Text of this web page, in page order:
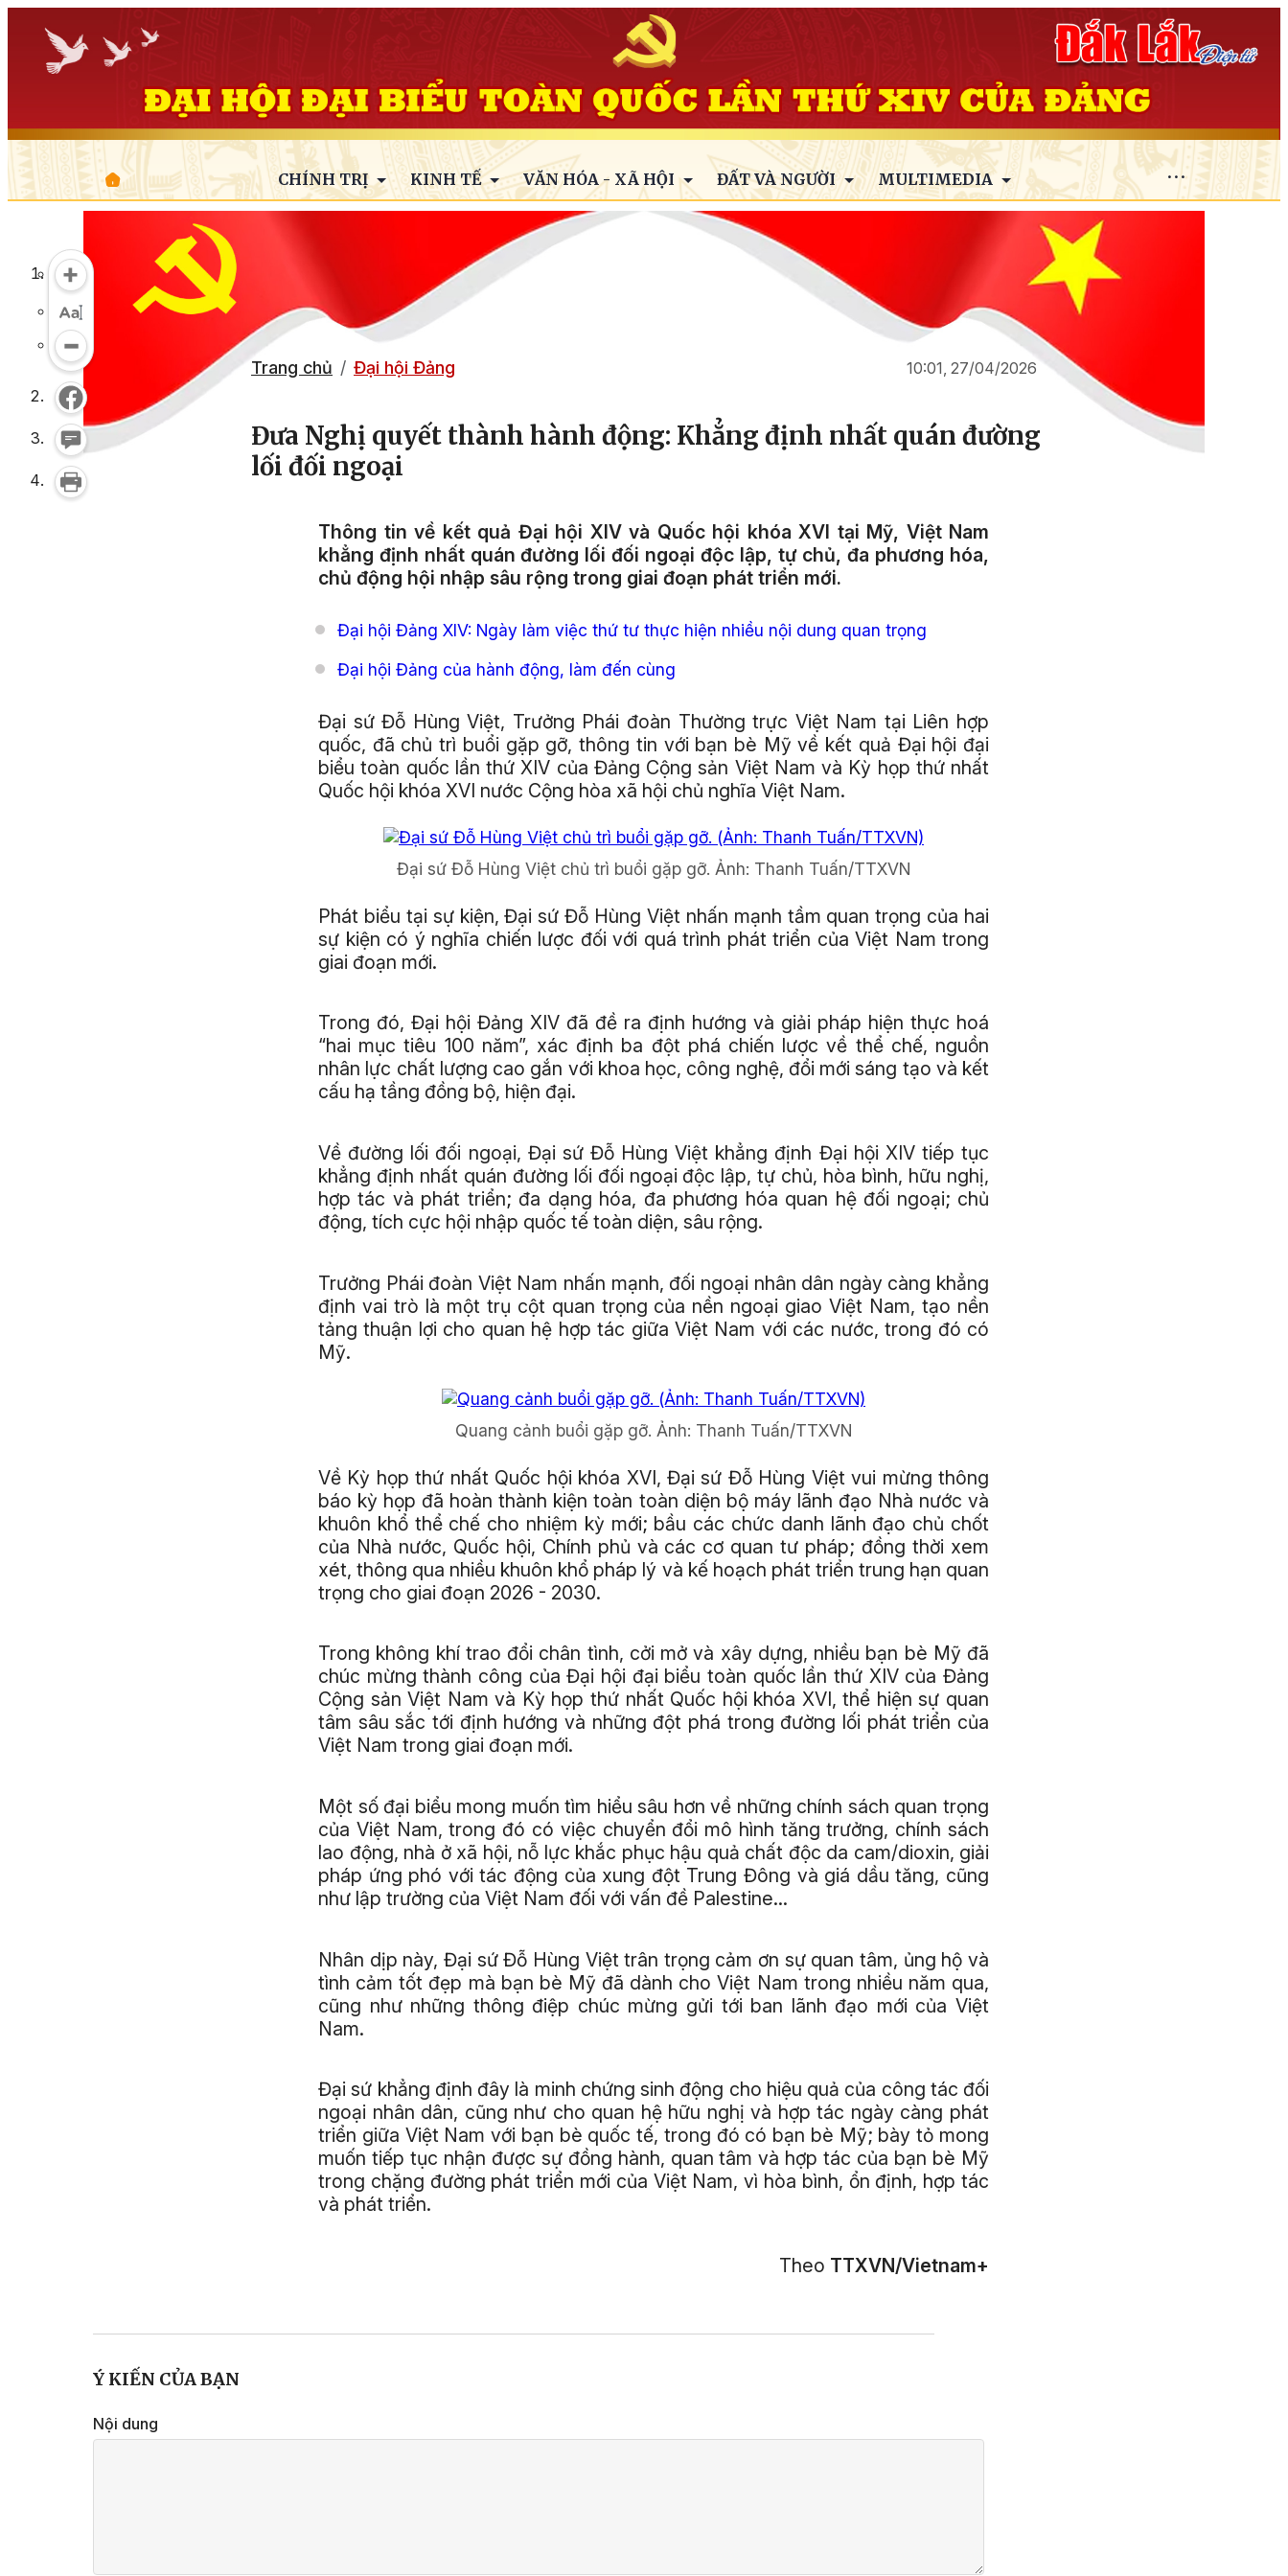
CHÍNH TRỊ KINH TẾ VĂN HÓA - XÃ HỘI ĐẤT VÀ NGƯỜI MULTIMEDIA
Trang chủ Đại hội Đảng 10:01, 27/04/2026
Đưa Nghị quyết thành hành động: Khẳng định nhất quán đường
lối đối ngoại
Thông tin về kết quả Đại hội XIV và Quốc hội khóa XVI tại Mỹ, Việt Nam
khẳng định nhất quán đường lối đối ngoại độc lập, tự chủ, đa phương hóa,
chủ động hội nhập sâu rộng trong giai đoạn phát triển mới.
Đại hội Đảng XIV: Ngày làm việc thứ tư thực hiện nhiều nội dung quan trọng
Đại hội Đảng của hành động, làm đến cùng
Đại sứ Đỗ Hùng Việt, Trưởng Phái đoàn Thường trực Việt Nam tại Liên hợp
quốc, đã chủ trì buổi gặp gỡ, thông tin với bạn bè Mỹ về kết quả Đại hội đại
biểu toàn quốc lần thứ XIV của Đảng Cộng sản Việt Nam và Kỳ họp thứ nhất
Quốc hội khóa XVI nước Cộng hòa xã hội chủ nghĩa Việt Nam.
Đại sứ Đỗ Hùng Việt chủ trì buổi gặp gỡ. Ảnh: Thanh Tuấn/TTXVN
Phát biểu tại sự kiện, Đại sứ Đỗ Hùng Việt nhấn mạnh tầm quan trọng của hai
sự kiện có ý nghĩa chiến lược đối với quá trình phát triển của Việt Nam trong
giai đoạn mới.
Trong đó, Đại hội Đảng XIV đã đề ra định hướng và giải pháp hiện thực hoá
“hai mục tiêu 100 năm”, xác định ba đột phá chiến lược về thể chế, nguồn
nhân lực chất lượng cao gắn với khoa học, công nghệ, đổi mới sáng tạo và kết
cấu hạ tầng đồng bộ, hiện đại.
Về đường lối đối ngoại, Đại sứ Đỗ Hùng Việt khẳng định Đại hội XIV tiếp tục
khẳng định nhất quán đường lối đối ngoại độc lập, tự chủ, hòa bình, hữu nghị,
hợp tác và phát triển; đa dạng hóa, đa phương hóa quan hệ đối ngoại; chủ
động, tích cực hội nhập quốc tế toàn diện, sâu rộng.
Trưởng Phái đoàn Việt Nam nhấn mạnh, đối ngoại nhân dân ngày càng khẳng
định vai trò là một trụ cột quan trọng của nền ngoại giao Việt Nam, tạo nền
tảng thuận lợi cho quan hệ hợp tác giữa Việt Nam với các nước, trong đó có
Mỹ.
Quang cảnh buổi gặp gỡ. Ảnh: Thanh Tuấn/TTXVN
Về Kỳ họp thứ nhất Quốc hội khóa XVI, Đại sứ Đỗ Hùng Việt vui mừng thông
báo kỳ họp đã hoàn thành kiện toàn toàn diện bộ máy lãnh đạo Nhà nước và
khuôn khổ thể chế cho nhiệm kỳ mới; bầu các chức danh lãnh đạo chủ chốt
của Nhà nước, Quốc hội, Chính phủ và các cơ quan tư pháp; đồng thời xem
xét, thông qua nhiều khuôn khổ pháp lý và kế hoạch phát triển trung hạn quan
trọng cho giai đoạn 2026 - 2030.
Trong không khí trao đổi chân tình, cởi mở và xây dựng, nhiều bạn bè Mỹ đã
chúc mừng thành công của Đại hội đại biểu toàn quốc lần thứ XIV của Đảng
Cộng sản Việt Nam và Kỳ họp thứ nhất Quốc hội khóa XVI, thể hiện sự quan
tâm sâu sắc tới định hướng và những đột phá trong đường lối phát triển của
Việt Nam trong giai đoạn mới.
Một số đại biểu mong muốn tìm hiểu sâu hơn về những chính sách quan trọng
của Việt Nam, trong đó có việc chuyển đổi mô hình tăng trưởng, chính sách
lao động, nhà ở xã hội, nỗ lực khắc phục hậu quả chất độc da cam/dioxin, giải
pháp ứng phó với tác động của xung đột Trung Đông và giá dầu tăng, cũng
như lập trường của Việt Nam đối với vấn đề Palestine…
Nhân dịp này, Đại sứ Đỗ Hùng Việt trân trọng cảm ơn sự quan tâm, ủng hộ và
tình cảm tốt đẹp mà bạn bè Mỹ đã dành cho Việt Nam trong nhiều năm qua,
cũng như những thông điệp chúc mừng gửi tới ban lãnh đạo mới của Việt
Nam.
Đại sứ khẳng định đây là minh chứng sinh động cho hiệu quả của công tác đối
ngoại nhân dân, cũng như cho quan hệ hữu nghị và hợp tác ngày càng phát
triển giữa Việt Nam với bạn bè quốc tế, trong đó có bạn bè Mỹ; bày tỏ mong
muốn tiếp tục nhận được sự đồng hành, quan tâm và hợp tác của bạn bè Mỹ
trong chặng đường phát triển mới của Việt Nam, vì hòa bình, ổn định, hợp tác
và phát triển.
Theo TTXVN/Vietnam+
Ý KIẾN CỦA BẠN
Nội dung